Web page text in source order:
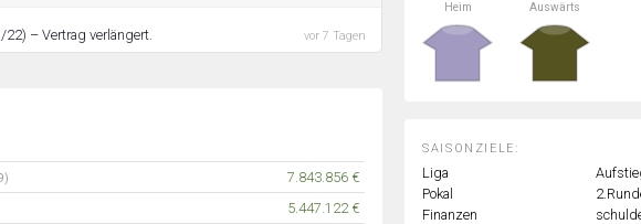
– Vertrag verlängert. vor 7 Tagen
7.843.856 €
5.447.122 €
Heim
Auswärts
SAISONZIELE:
Liga
Pokal
Finanzen